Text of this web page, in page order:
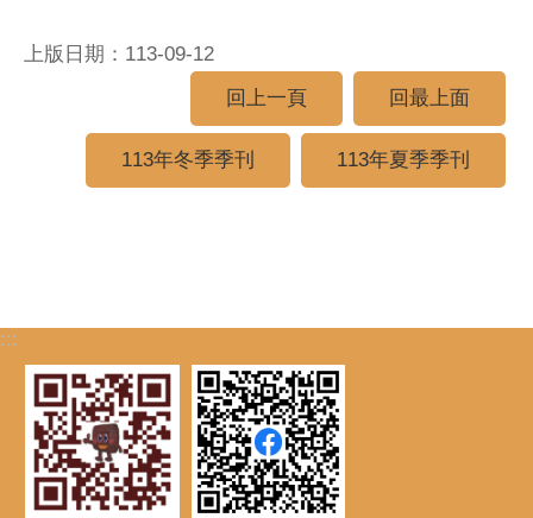
上版日期：113-09-12
回上一頁
回最上面
113年冬季季刊 113年夏季季刊
:::